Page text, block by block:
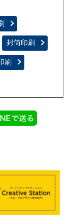
封筒印刷
刷